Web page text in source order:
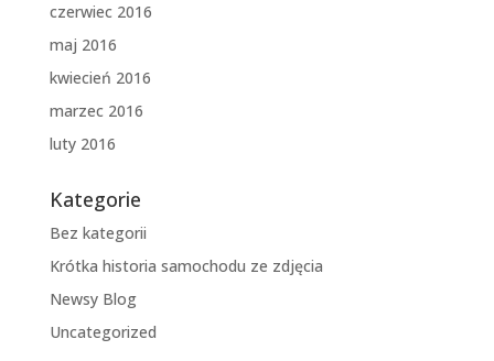
czerwiec 2016
maj 2016
kwiecień 2016
marzec 2016
luty 2016
Kategorie
Bez kategorii
Krótka historia samochodu ze zdjęcia
Newsy Blog
Uncategorized